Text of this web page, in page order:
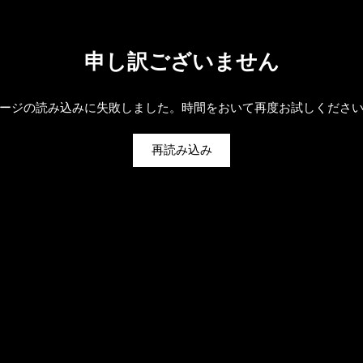
申し訳ございません
ジの読み込みに失敗しました。時間をおいて再度お試しくださ
再読み込み